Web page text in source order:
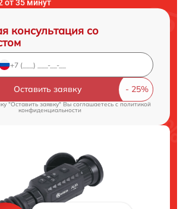
от 35 минут
консультация со
Оставить заявку
"Оставить заявку" Вы соглашаетесь c политикой
конфиденциальности